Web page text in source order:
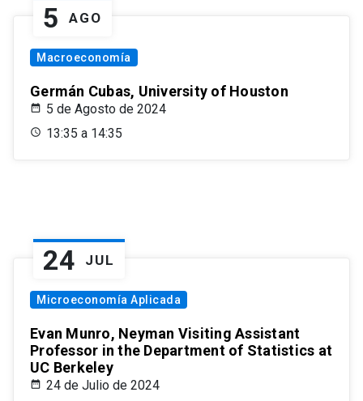
5 AGO
Macroeconomía
Germán Cubas, University of Houston
5 de Agosto de 2024
13:35 a 14:35
24 JUL
Microeconomía Aplicada
Evan Munro, Neyman Visiting Assistant
Professor in the Department of Statistics at
UC Berkeley
24 de Julio de 2024